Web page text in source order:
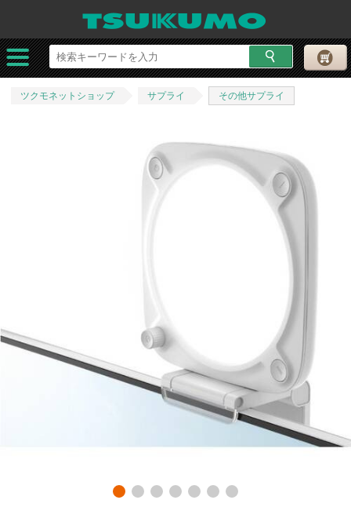
ツクモネットショップ サプライ その他サプライ